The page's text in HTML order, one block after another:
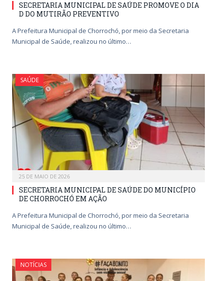
SECRETARIA MUNICIPAL DE SAÚDE PROMOVE O DIA
D DO MUTIRÃO PREVENTIVO
A Prefeitura Municipal de Chorrochó, por meio da Secretaria
Municipal de Saúde, realizou no último…
SAÚDE
25 DE MAIO DE 2026
SECRETARIA MUNICIPAL DE SAÚDE DO MUNICÍPIO
DE CHORROCHÓ EM AÇÃO
A Prefeitura Municipal de Chorrochó, por meio da Secretaria
Municipal de Saúde, realizou no último…
NOTÍCIAS